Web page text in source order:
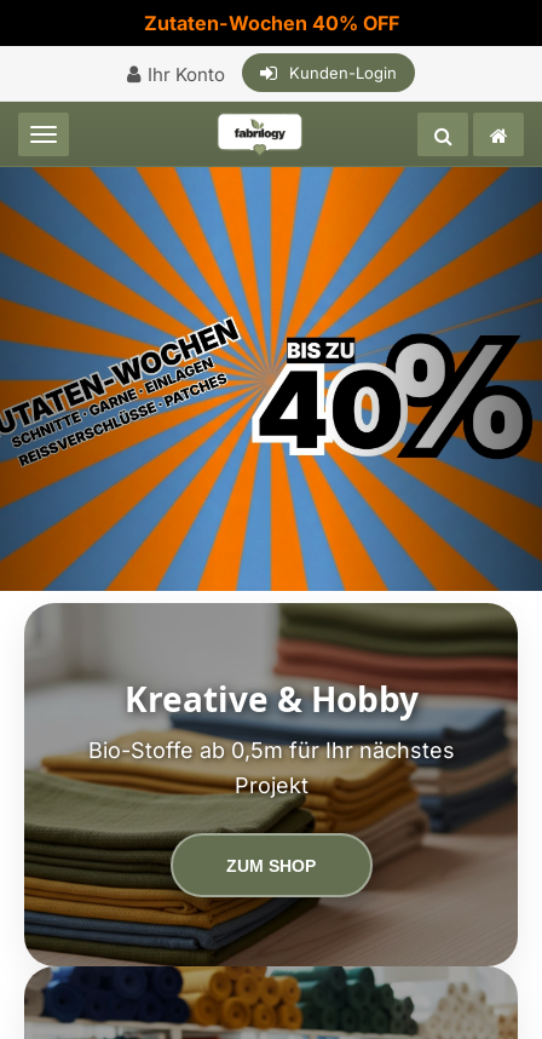
Zutaten-Wochen 40% OFF
Ihr Konto Kunden-Login
Toggle navigation
Kreative & Hobby
Bio-Stoffe ab 0,5m für Ihr nächstes
Projekt
ZUM SHOP